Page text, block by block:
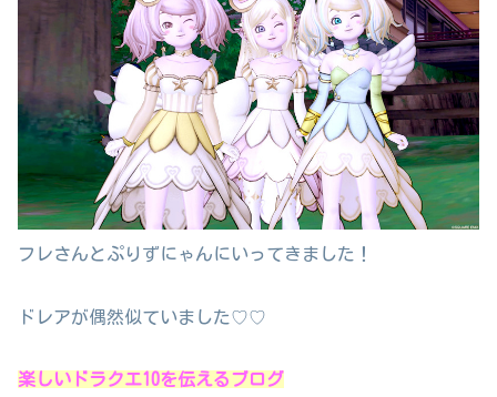
フレさんとぷりずにゃんにいってきました！
ドレアが偶然似ていました♡♡
楽しいドラクエ10を伝えるブログ